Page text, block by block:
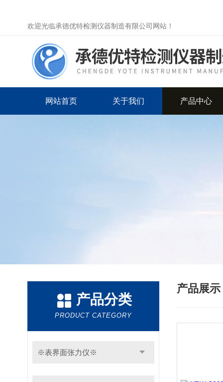
欢迎光临承德优特检测仪器制造有限公司网站！
网站首页 关于我们 产品中心
产品分类
PRODUCT CATEGORY
※表界面张力仪※
产品展示